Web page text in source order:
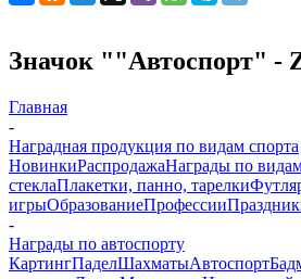
Значок ""Автоспорт" -
Главная
-
Наградная продукция по видам спорта
НовинкиРаспродажаНаграды по
стеклаПлакетки, панно, тарелки
игрыОбразованиеПрофессии
-
Награды по автоспорту
КартингПаделШахматыАвтоспорт